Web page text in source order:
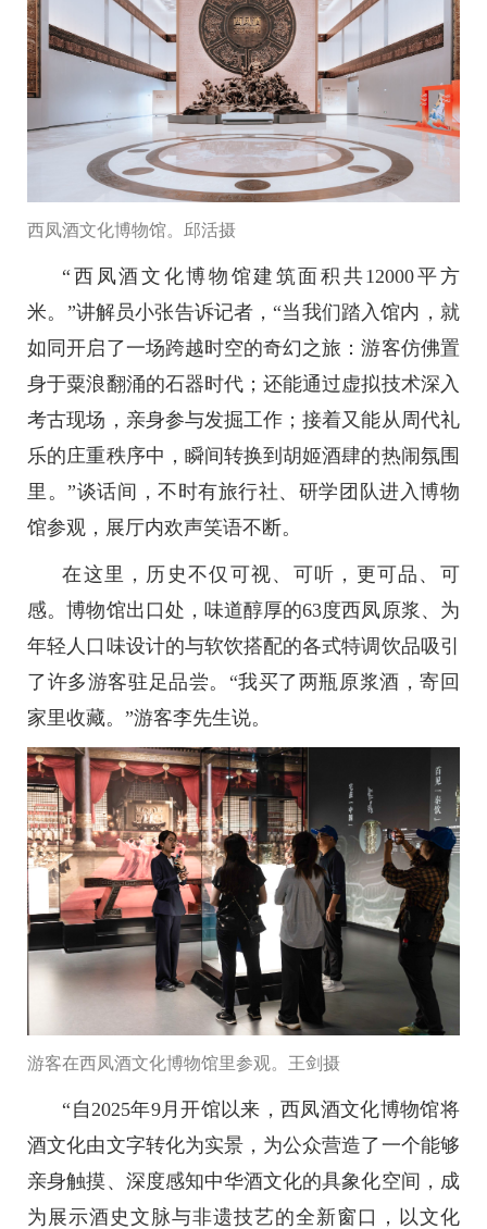
西凤酒文化博物馆。邱活摄
“西凤酒文化博物馆建筑面积共12000平方
米。”讲解员小张告诉记者，“当我们踏入馆内，就
如同开启了一场跨越时空的奇幻之旅：游客仿佛置
身于粟浪翻涌的石器时代；还能通过虚拟技术深入
考古现场，亲身参与发掘工作；接着又能从周代礼
乐的庄重秩序中，瞬间转换到胡姬酒肆的热闹氛围
里。”谈话间，不时有旅行社、研学团队进入博物
馆参观，展厅内欢声笑语不断。
在这里，历史不仅可视、可听，更可品、可
感。博物馆出口处，味道醇厚的63度西凤原浆、为
年轻人口味设计的与软饮搭配的各式特调饮品吸引
了许多游客驻足品尝。“我买了两瓶原浆酒，寄回
家里收藏。”游客李先生说。
游客在西凤酒文化博物馆里参观。王剑摄
“自2025年9月开馆以来，西凤酒文化博物馆将
酒文化由文字转化为实景，为公众营造了一个能够
亲身触摸、深度感知中华酒文化的具象化空间，成
为展示酒史文脉与非遗技艺的全新窗口，以文化